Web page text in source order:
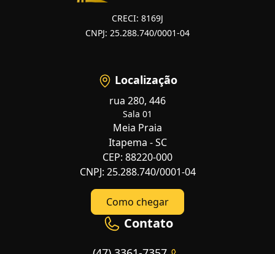
CRECI: 8169J
CNPJ: 25.288.740/0001-04
Localização
rua 280, 446
Sala 01
Meia Praia
Itapema - SC
CEP: 88220-000
CNPJ: 25.288.740/0001-04
Como chegar
Contato